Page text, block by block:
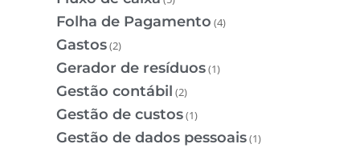
Folha de Pagamento (4)
Gastos(2)
Gerador de resíduos(1)
Gestão contábil (2)
Gestão de custos(1)
Gestão de dados pessoais(1)